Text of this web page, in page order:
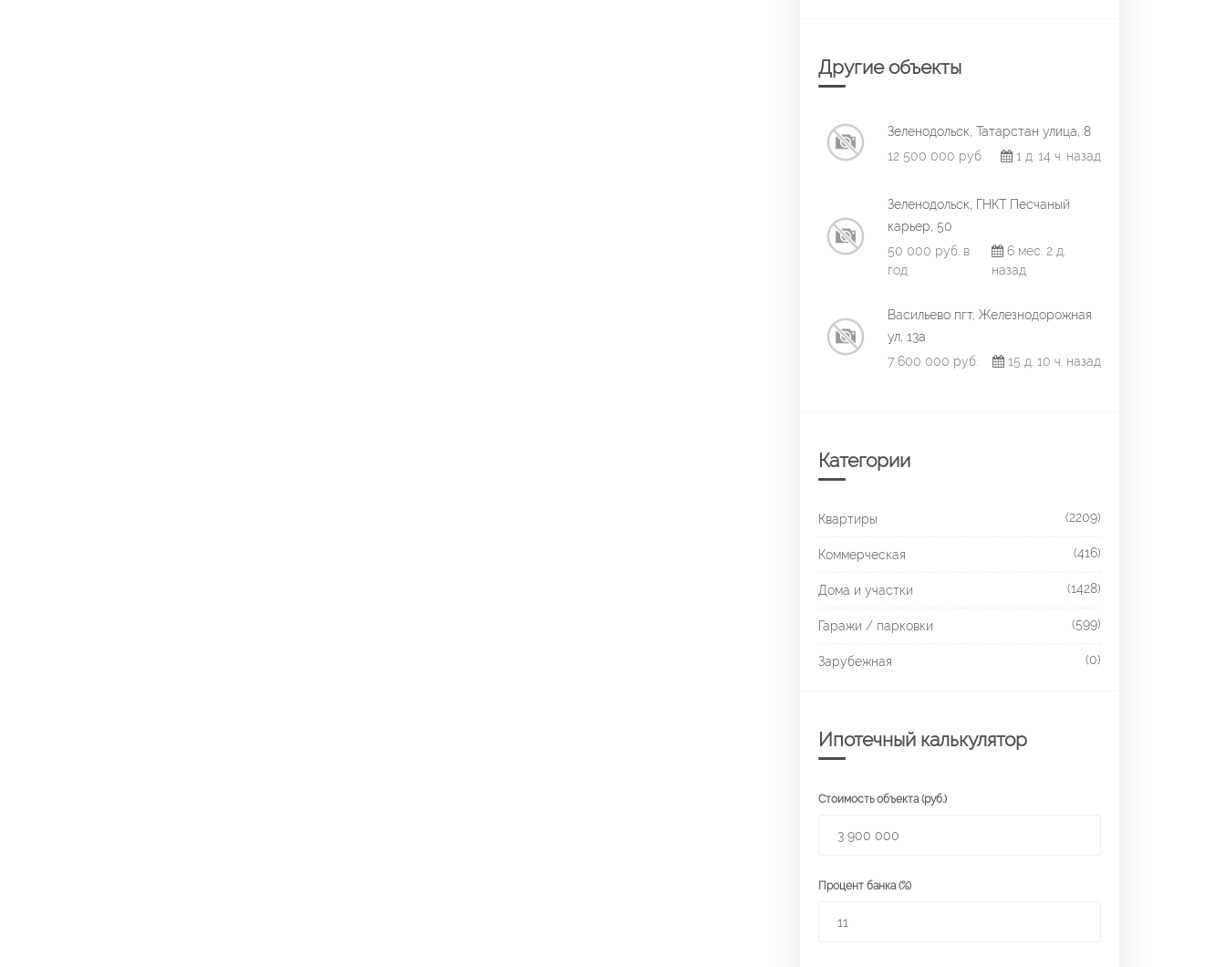
Другие объекты
Зеленодольск, Татарстан улица, 8
12 500 000 руб.
1 д. 14 ч. назад
Зеленодольск, ГНКТ Песчаный
карьер, 50
50 000 руб. в
год
6 мес. 2 д.
назад
Васильево пгт, Железнодорожная
ул, 13а
7 600 000 руб.
15 д. 10 ч. назад
Категории
Квартиры (2209)
Коммерческая (416)
Дома и участки (1428)
Гаражи / парковки (599)
Зарубежная (0)
Ипотечный калькулятор
Стоимость объекта (руб.)
Процент банка (%)